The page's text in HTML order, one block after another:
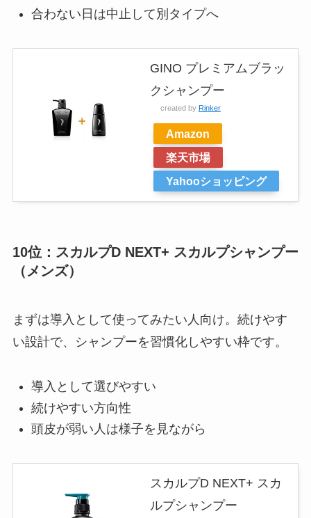
合わない日は中止して別タイプへ
GINO プレミアムブラッ
クシャンプー
created by Rinker
Amazon
楽天市場
Yahooショッピング
10位：スカルプD NEXT+ スカルプシャンプー
（メンズ）
まずは導入として使ってみたい人向け。続けやす
い設計で、シャンプーを習慣化しやすい枠です。
導入として選びやすい
続けやすい方向性
頭皮が弱い人は様子を見ながら
スカルプD NEXT+ スカ
ルプシャンプー